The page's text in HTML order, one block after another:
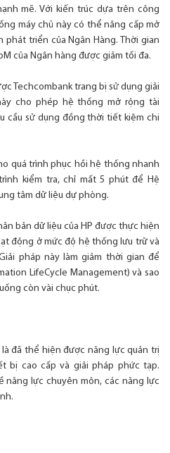
mẽ. Với kiến trúc dựa trên công
máy chủ này có thể nâng cấp mở
triển của Ngân Hàng. Thời gian
của Ngân hàng được giảm tối đa.
Techcombank trang bị sử dụng giải
cho phép hệ thống mở rộng tài
cầu sử dụng đồng thời tiết kiệm chi
quá trình phục hồi hệ thống nhanh
kiểm tra, chỉ mất 5 phút để Hệ
tâm dữ liệu dự phòng.
bản dữ liệu của HP được thực hiện
động ở mức độ hệ thống lưu trữ và
pháp này làm giảm thời gian để
LifeCycle Management) và sao
còn vài chục phút.
là đã thể hiện được năng lực quản trị
bị cao cấp và giải pháp phức tạp.
năng lực chuyên môn, các năng lực